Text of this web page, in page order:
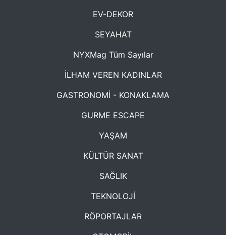
EV-DEKOR
SEYAHAT
NYXMag Tüm Sayılar
İLHAM VEREN KADINLAR
GASTRONOMİ - KONAKLAMA
GURME ESCAPE
YAŞAM
KÜLTÜR SANAT
SAĞLIK
TEKNOLOJİ
RÖPORTAJLAR